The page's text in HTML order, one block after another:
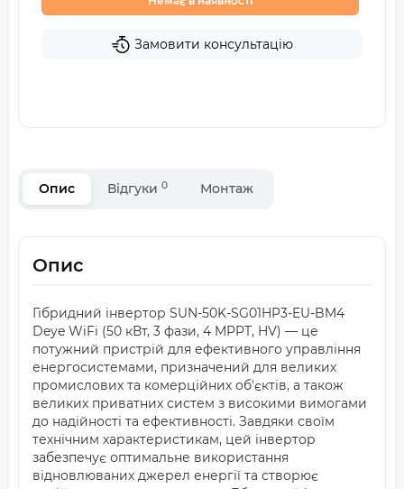
Замовити консультацію
Опис Відгуки 0 Монтаж
Опис
Гібридний інвертор SUN-50K-SG01HP3-EU-BM4
Deye WiFi (50 кВт, 3 фази, 4 MPPT, HV) — це
потужний пристрій для ефективного управління
енергосистемами, призначений для великих
промислових та комерційних об'єктів, а також
великих приватних систем з високими вимогами
до надійності та ефективності. Завдяки своїм
технічним характеристикам, цей інвертор
забезпечує оптимальне використання
відновлюваних джерел енергії та створює